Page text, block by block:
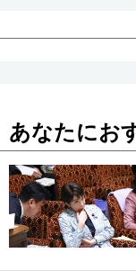
あなたにお